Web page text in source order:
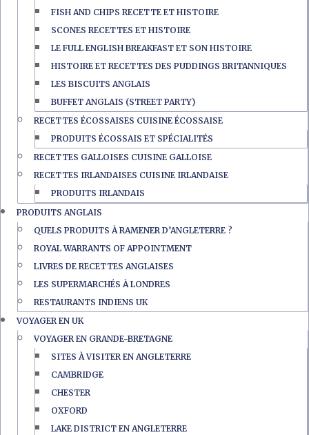
FISH AND CHIPS RECETTE ET HISTOIRE
SCONES RECETTES ET HISTOIRE
LE FULL ENGLISH BREAKFAST ET SON HISTOIRE
HISTOIRE ET RECETTES DES PUDDINGS BRITANNIQUES
LES BISCUITS ANGLAIS
BUFFET ANGLAIS (STREET PARTY)
RECETTES ÉCOSSAISES CUISINE ÉCOSSAISE
PRODUITS ÉCOSSAIS ET SPÉCIALITÉS
RECETTES GALLOISES CUISINE GALLOISE
RECETTES IRLANDAISES CUISINE IRLANDAISE
PRODUITS IRLANDAIS
PRODUITS ANGLAIS
QUELS PRODUITS À RAMENER D’ANGLETERRE ?
ROYAL WARRANTS OF APPOINTMENT
LIVRES DE RECETTES ANGLAISES
LES SUPERMARCHÉS À LONDRES
RESTAURANTS INDIENS UK
VOYAGER EN UK
VOYAGER EN GRANDE-BRETAGNE
SITES À VISITER EN ANGLETERRE
CAMBRIDGE
CHESTER
OXFORD
LAKE DISTRICT EN ANGLETERRE